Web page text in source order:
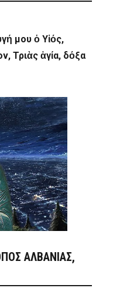
μου ὁ Υἱός,
Τριὰς ἁγία, δόξα
ΑΛΒΑΝΊΑΣ,